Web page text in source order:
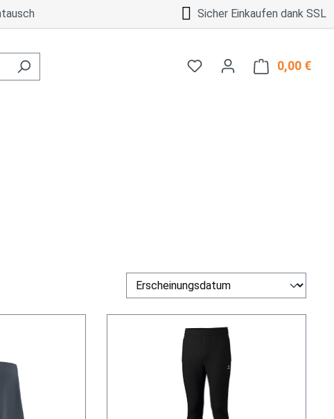
Sicher Einkaufen dank SSL
0,00 €